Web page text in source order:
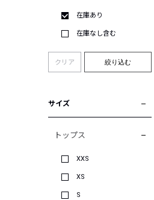
在庫あり
在庫なし含む
クリア 絞り込む
サイズ
トップス
XXS
XS
S